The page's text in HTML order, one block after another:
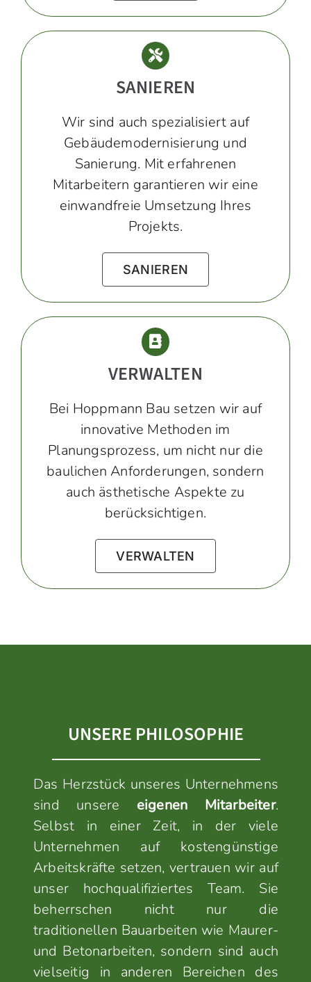
SANIEREN
Wir sind auch spezialisiert auf
Gebäudemodernisierung und
Sanierung. Mit erfahrenen
Mitarbeitern garantieren wir eine
einwandfreie Umsetzung Ihres
Projekts.
SANIEREN
VERWALTEN
Bei Hoppmann Bau setzen wir auf
innovative Methoden im
Planungsprozess, um nicht nur die
baulichen Anforderungen, sondern
auch ästhetische Aspekte zu
berücksichtigen.
VERWALTEN
UNSERE PHILOSOPHIE
Das Herzstück unseres Unternehmens
sind unsere eigenen Mitarbeiter.
Selbst in einer Zeit, in der viele
Unternehmen auf kostengünstige
Arbeitskräfte setzen, vertrauen wir auf
unser hochqualifiziertes Team. Sie
beherrschen nicht nur die
traditionellen Bauarbeiten wie Maurer-
und Betonarbeiten, sondern sind auch
vielseitig in anderen Bereichen des